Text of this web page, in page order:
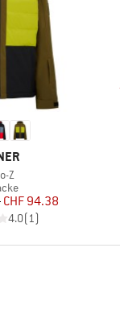
Z
Preis
CHF 94.38
4.0(1)